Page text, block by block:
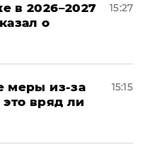
в 2026–2027
о
15:27
меры из-за
вряд ли
15:15